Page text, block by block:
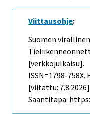
Viittausohje:
Suomen
[verkkojulkaisu].
ISSN=1798-
[viitattu: 7.8.2026].
Saantitapa: